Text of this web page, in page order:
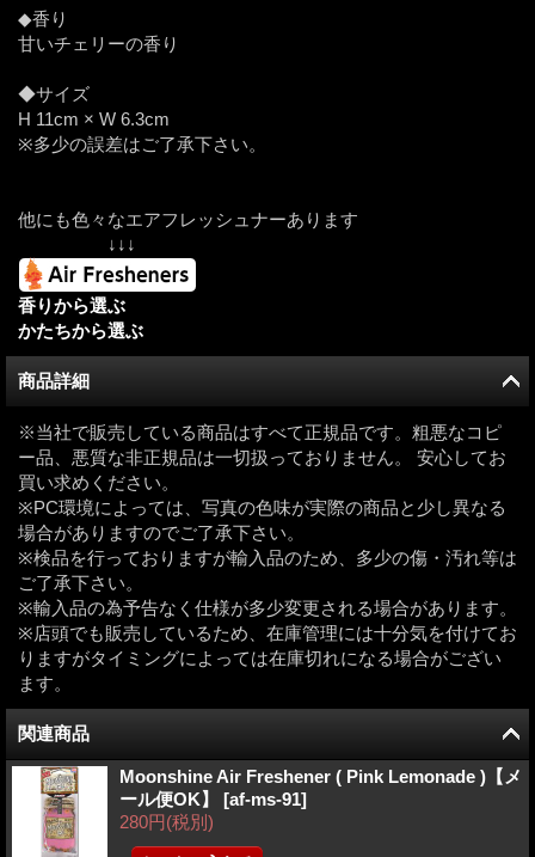
◆香り
甘いチェリーの香り
◆サイズ
H 11cm × W 6.3cm
※多少の誤差はご了承下さい。
他にも色々なエアフレッシュナーあります
↓↓↓
香りから選ぶ
かたちから選ぶ
商品詳細
※当社で販売している商品はすべて正規品です。粗悪なコピ
ー品、悪質な非正規品は一切扱っておりません。 安心してお
買い求めください。
※PC環境によっては、写真の色味が実際の商品と少し異なる
場合がありますのでご了承下さい。
※検品を行っておりますが輸入品のため、多少の傷・汚れ等は
ご了承下さい。
※輸入品の為予告なく仕様が多少変更される場合があります。
※店頭でも販売しているため、在庫管理には十分気を付けてお
りますがタイミングによっては在庫切れになる場合がござい
ます。
関連商品
Moonshine Air Freshener ( Pink Lemonade )【メ
ール便OK】 [af-ms-91]
280円(税別)